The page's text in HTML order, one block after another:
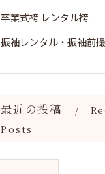
卒業式袴 レンタル袴
振袖レンタル・振袖前
最近の投稿
Posts